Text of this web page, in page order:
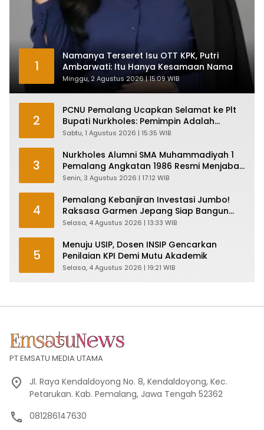
1
Namanya Terseret Isu OTT KPK, Putri
Ambarwati: Itu Hanya Kesamaan Nama
Minggu, 2 Agustus 2026 | 15:09 WIB
2
PCNU Pemalang Ucapkan Selamat ke Plt
Bupati Nurkholes: Pemimpin Adalah
Pelayan Rakyat!
Sabtu, 1 Agustus 2026 | 15:35 WIB
3
Nurkholes Alumni SMA Muhammadiyah 1
Pemalang Angkatan 1986 Resmi Menjabat
Plt Bupati, Inilah Pesan Ketua Asmam 86
Senin, 3 Agustus 2026 | 17:12 WIB
4
Pemalang Kebanjiran Investasi Jumbo!
Raksasa Garmen Jepang Siap Bangun
Pabrik dan Serap Ribuan Tenaga Kerja
Selasa, 4 Agustus 2026 | 13:33 WIB
5
Menuju USIP, Dosen INSIP Gencarkan
Penilaian KPI Demi Mutu Akademik
Selasa, 4 Agustus 2026 | 19:21 WIB
PT EMSATU MEDIA UTAMA
Jl. Raya Kendaldoyong No. 8, Kendaldoyong, Kec.
Petarukan. Kab. Pemalang, Jawa Tengah 52362
081286147630